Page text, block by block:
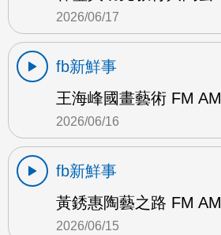
2026/06/17
fb新鮮事
王海峰國畫藝術 FM AM
2026/06/16
fb新鮮事
黃銹惠陶藝之路 FM AM
2026/06/15